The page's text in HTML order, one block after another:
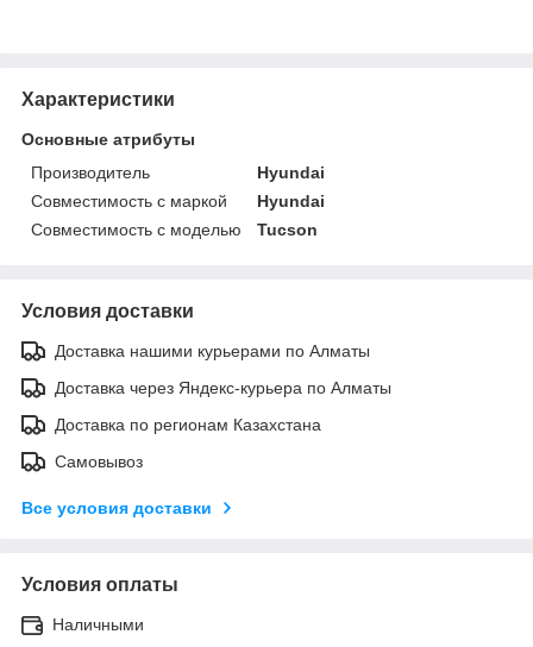
Характеристики
Основные атрибуты
Производитель
Hyundai
Совместимость с маркой
Hyundai
Совместимость с моделью
Tucson
Условия доставки
Доставка нашими курьерами по Алматы
Доставка через Яндекс-курьера по Алматы
Доставка по регионам Казахстана
Самовывоз
Все условия доставки
Условия оплаты
Наличными